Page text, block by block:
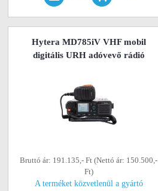
Hytera MD785iV VHF mobil
digitális URH adóvevő rádió
Bruttó ár: 191.135,- Ft (Nettó ár: 150.500,-
Ft)
A terméket közvetlenül a gyártó